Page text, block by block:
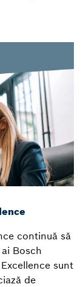
continuă să
Bosch
sunt
de